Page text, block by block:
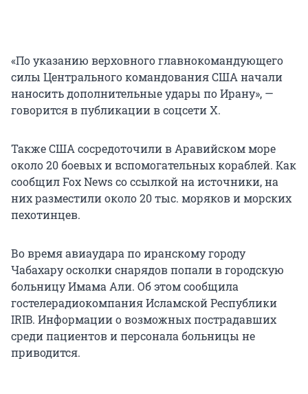
«По указанию верховного главнокомандующего
силы Центрального командования США начали
наносить дополнительные удары по Ирану», —
говорится в публикации в соцсети Х.
Также США сосредоточили в Аравийском море
около 20 боевых и вспомогательных кораблей. Как
сообщил Fox News со ссылкой на источники, на
них разместили около 20 тыс. моряков и морских
пехотинцев.
Во время авиаудара по иранскому городу
Чабахару осколки снарядов попали в городскую
больницу Имама Али. Об этом сообщила
гостелерадиокомпания Исламской Республики
IRIB. Информации о возможных пострадавших
среди пациентов и персонала больницы не
приводится.